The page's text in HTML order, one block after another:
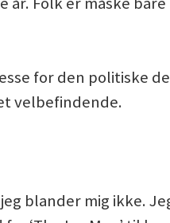
for den politiske
velbefindende.
blander mig ikke.